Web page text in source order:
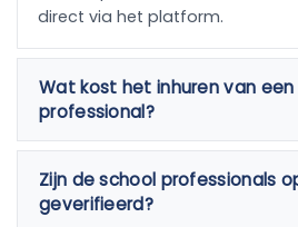
direct via het platform.
Wat kost het inhuren van een
professional?
Zijn de school professionals
geverifieerd?